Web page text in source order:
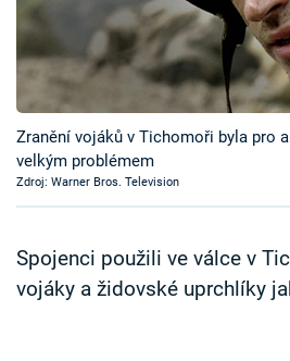
Časopis
Sledujte prima+
Přihlášení
Zranění vojáků v Tichomoři byla pro
velkým problémem
Zdroj: Warner Bros. Television
Spojenci použili ve válce v
vojáky a židovské uprchlíky